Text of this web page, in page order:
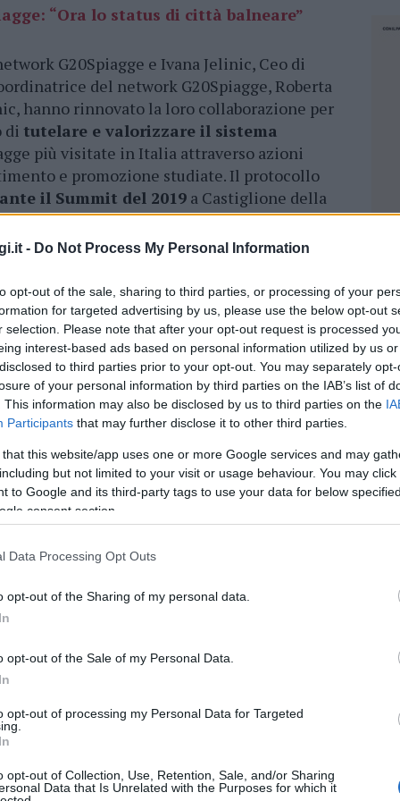
- Do Not Process My Personal Information
opt-out of the sale, sharing to third parties, or processing of your
for targeted advertising by us, please use the below opt-out
selection. Please note that after your opt-out request is processed
interest-based ads based on personal information utilized by us
to third parties prior to your opt-out. You may separately
of your personal information by third parties on the IAB’s list of
This information may also be disclosed by us to third parties on the
Participants that may further disclose it to other third parties.
that this website/app uses one or more Google services and may
but not limited to your visit or usage behaviour. You may
to Google and its third-party tags to use your data for below
consent section.
Data Processing Opt Outs
opt-out of the Sharing of my personal data.
opt-out of the Sale of my Personal Data.
opt-out of processing my Personal Data for Targeted
opt-out of Collection, Use, Retention, Sale, and/or Sharing
Data that Is Unrelated with the Purposes for which it
“Ora lo status di città balneare”
G20Spiagge e Ivana Jelinic, Ceo di
del network G20Spiagge, Roberta
hanno rinnovato la loro collaborazione per
di tutelare e valorizzare il sistema
più visitate in Italia attraverso azioni
e promozione studiate. Il protocollo
il Summit del 2019 a Castiglione della
per risolvereproblemi comuni riguardanti
e comunale. Il protocollo prevede lo
sul sistema balnearee un confronto
collaborazione coinvolgerà stakeholder
tematiche del G20Spiagge.
volontà espressa dai Comuni del
coordinatrice del G20Spiagge – di
“dal basso” all’elaborazione delPiano
nazionale . In particolare, ampliando gli
La collaborazione con l’ENIT diventa
il progetto dello “ Status di Città delle
illustrare, a nome dei colleghi, in un
Jelinic”.
sostiene che semplificare la vita alle
il business e attirare un turismo di
investendo energie e finanziamenti
di riferimento nel settore turistico. È
a migliorare la qualità della vita e la
burocrazia. L’obiettivo è crescere insieme
di supporto al settore
, su base
un’importante opportunità per